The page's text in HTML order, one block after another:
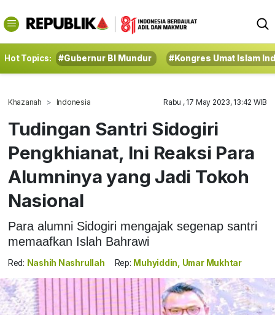
Hot Topics: #Gubernur BI Mundur #Kongres Umat Islam
Khazanah Indonesia Rabu , 17 May 2023, 13:42 WIB
Tudingan Santri Sidogiri
Pengkhianat, Ini Reaksi Para
Alumninya yang Jadi Tokoh
Nasional
Para alumni Sidogiri mengajak segenap santri
memaafkan Islah Bahrawi
Red: Nashih Nashrullah Rep: Muhyiddin, Umar Mukhtar